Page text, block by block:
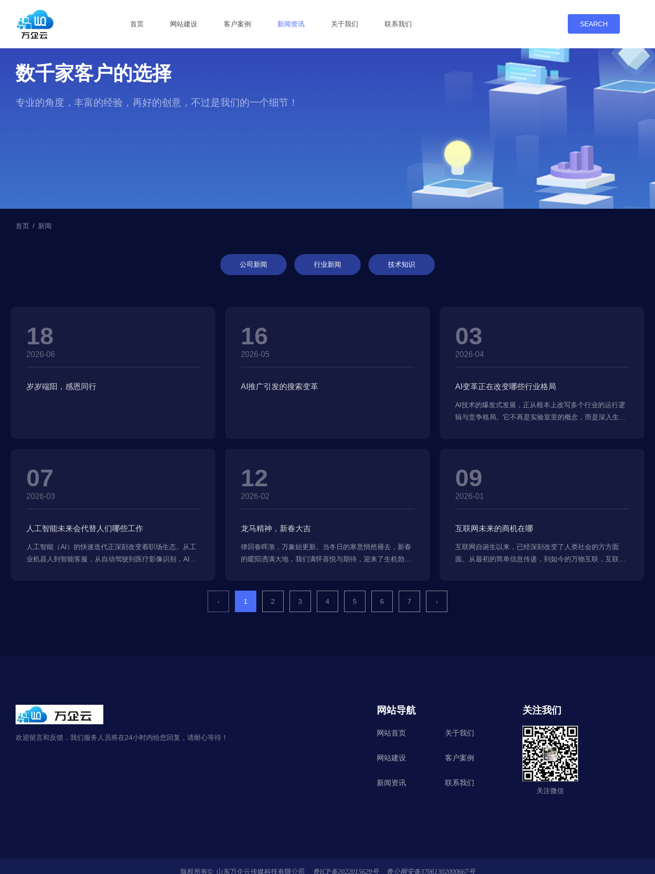
首页 网站建设 客户案例 新闻资讯 关于我们 联系我们 SEARCH
数千家客户的选择
专业的角度，丰富的经验，再好的创意，不过是我们的一个细节！
首页 / 新闻
公司新闻 行业新闻 技术知识
18
2026-06
岁岁端阳，感恩同行
16
2026-05
AI推广引发的搜索变革
03
2026-04
AI变革正在改变哪些行业格局
AI技术的爆发式发展，正从根本上改写多个行业的运行逻
辑与竞争格局。它不再是实验室里的概念，而是深入生
07
2026-03
人工智能未来会代替人们哪些工作
人工智能（AI）的快速迭代正深刻改变着职场生态。从工
业机器人到智能客服，从自动驾驶到医疗影像识别，AI正
12
2026-02
龙马精神，新春大吉
律回春晖渐，万象始更新。当冬日的寒意悄然褪去，新春
的暖阳洒满大地，我们满怀喜悦与期待，迎来了生机勃勃
09
2026-01
互联网未来的商机在哪
互联网自诞生以来，已经深刻改变了人类社会的方方面
面。从最初的简单信息传递，到如今的万物互联，互联网
‹ 1 2 3 4 5 6 7 ›
欢迎留言和反馈，我们服务人员将在24小时内给您回复，请耐心等待！
网站导航
网站首页 关于我们
网站建设 客户案例
新闻资讯 联系我们
关注我们
关注微信
版权所有© 山东万企云传媒科技有限公司 鲁ICP备2022015629号 鲁公网安备37061302000667号